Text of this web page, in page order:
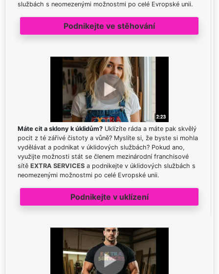
službách s neomezenými možnostmi po celé Evropské unii.
Podnikejte ve stěhování
Máte cit a sklony k úklidům? Uklízíte ráda a máte pak skvělý
pocit z té zářivé čistoty a vůně? Myslíte si, že byste si mohla
vydělávat a podnikat v úklidových službách? Pokud ano,
využijte možnosti stát se členem mezinárodní franchisové
sítě EXTRA SERVICES a podnikejte v úklidových službách s
neomezenými možnostmi po celé Evropské unii.
Podnikejte v uklízení